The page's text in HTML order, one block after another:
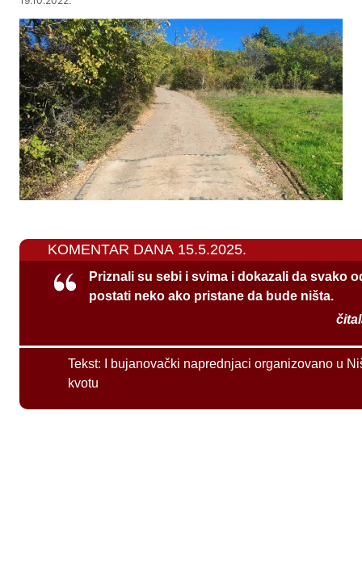
KOMENTAR DANA 15.5.2025.
Priznali su sebi i svima i dokazali da svako
postati neko ako pristane da bude ništa.
Tekst:
I bujanovački naprednjaci organizovano u
kvotu